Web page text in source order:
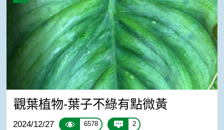
觀葉植物-葉子不綠有點微黃
2024/12/27 6578 2